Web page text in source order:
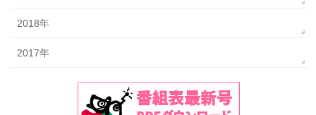
2018年
2017年